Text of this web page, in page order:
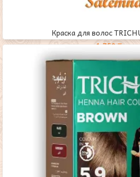
Краска для волос
1,750₸